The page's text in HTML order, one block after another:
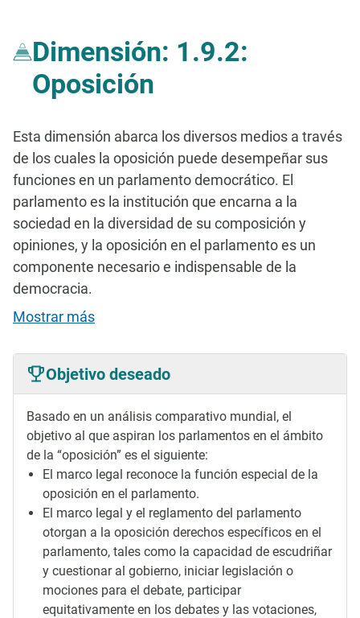
Dimensión: 1.9.2:
Oposición
Esta dimensión abarca los diversos medios a través
de los cuales la oposición puede desempeñar sus
funciones en un parlamento democrático. El
parlamento es la institución que encarna a la
sociedad en la diversidad de su composición y
opiniones, y la oposición en el parlamento es un
componente necesario e indispensable de la
democracia.
Mostrar más
Objetivo deseado
Basado en un análisis comparativo mundial, el
objetivo al que aspiran los parlamentos en el ámbito
de la “oposición” es el siguiente:
El marco legal reconoce la función especial de la
oposición en el parlamento.
El marco legal y el reglamento del parlamento
otorgan a la oposición derechos específicos en el
parlamento, tales como la capacidad de escudriñar
y cuestionar al gobierno, iniciar legislación o
mociones para el debate, participar
equitativamente en los debates y las votaciones,